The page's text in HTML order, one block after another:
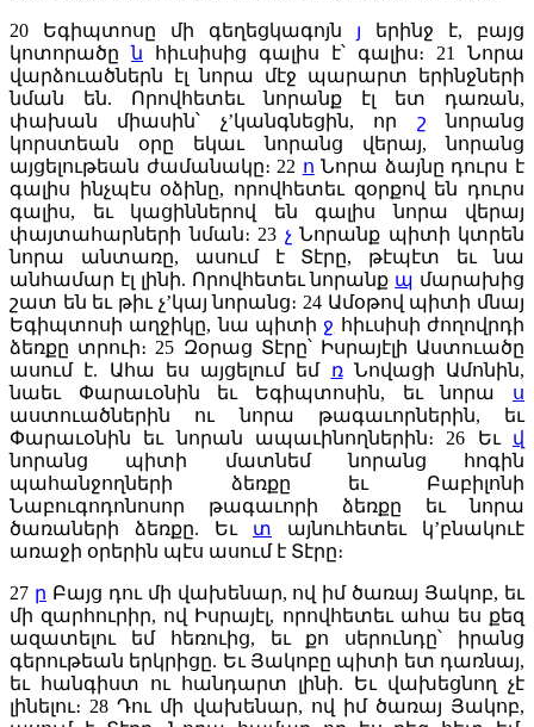
20 Եգիպտոսը մի գեղեցկագոյն յ
երինջ է, բայց
կոտորածըն հիւսիսից գալիս է՝ գալիս։ 21
Նորա
վարձուածներն էլ նորա մէջ պարարտ երինջների
նման են. Որովհետեւ նորանք էլ ետ դառան,
փախան միասին՝ չ’կանգնեցին, որ շ
նորանց
կորստեան օրը եկաւ նորանց վերայ, նորանց
այցելութեան ժամանակը։ 22 ո Նորա ձայնը դուրս է
գալիս ինչպէս օձինը, որովհետեւ զօրքով են դուրս
գալիս, եւ կացիններով են գալիս նորա վերայ
փայտահարների նման։ 23 չ Նորանք պիտի կտրեն
նորա անտառը, ասում է Տէրը, թէպէտ եւ նա
անհամար էլ լինի. Որովհետեւ նորանք պ մարախից
շատ են եւ թիւ չ’կայ նորանց։ 24 Ամօթով պիտի մնայ
Եգիպտոսի աղջիկը, նա պիտի ջ հիւսիսի ժողովրդի
ձեռքը տրուի։ 25 Զօրաց Տէրը՝ Իսրայէլի Աստուածը
ասում է. Ահա ես այցելում եմ ռ Նովացի Ամոնին,
նաեւ Փարաւօնին եւ Եգիպտոսին, եւ նորա ս
աստուածներին ու նորա թագաւորներին, եւ
Փարաւօնին եւ նորան ապաւինողներին։ 26 Եւ վ
նորանց պիտի մատնեմ նորանց հոգին
պահանջողների ձեռքը եւ Բաբիլոնի
Նաբուգոդոնոսոր թագաւորի ձեռքը եւ նորա
ծառաների ձեռքը. Եւ տ
այնուհետեւ կ’բնակուէ
առաջի օրերին պէս ասում է Տէրը։
27 ր Բայց դու մի վախենար, ով իմ ծառայ Յակոբ, եւ
մի զարհուրիր, ով Իսրայէլ, որովհետեւ ահա ես քեզ
ազատելու եմ հեռուից, եւ քո սերունդը՝ իրանց
գերութեան երկրիցը. Եւ Յակոբը պիտի ետ դառնայ,
եւ հանգիստ ու հանդարտ լինի. Եւ վախեցնող չէ
լինելու։ 28 Դու մի վախենար, ով իմ ծառայ Յակոբ,